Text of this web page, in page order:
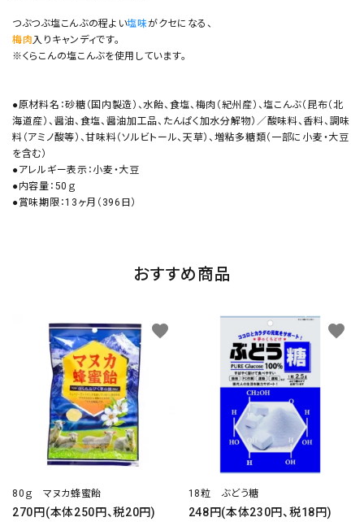
つぶつぶ塩こんぶの程よい塩味がクセになる、
梅肉 入りキャンディです。
※くらこんの塩こんぶを使用しています。
●原材料名：砂糖（国内製造）、水飴、食塩、梅肉（紀州産）、塩こんぶ（昆布（北
海道産）、醤油、食塩、醤油加工品、たんぱく加水分解物）／酸味料、香料、調味
料（アミノ酸等）、甘味料（ソルビトール、天草）、増粘多糖類（一部に小麦・大豆
を含む）
●アレルギー表示：小麦・大豆
●内容量：50ｇ
●賞味期限：13ヶ月（396日）
おすすめ商品
80ｇ マヌカ蜂蜜飴
270円(本体250円、税20円)
favorite
18粒 ぶどう糖
248円(本体230円、税18円)
favorite